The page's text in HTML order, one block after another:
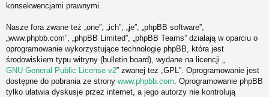
konsekwencjami prawnymi.
Nasze fora zwane też „one”, „ich”, „je”, „phpBB software”,
„www.phpbb.com”, „phpBB Limited”, „phpBB Teams” działają w oparciu o
oprogramowanie wykorzystujące technologię phpBB, która jest
środowiskiem typu witryny (bulletin board), wydane na licencji „
GNU General Public License v2” zwanej też „GPL”. Oprogramowanie jest
dostępne do pobrania ze strony www.phpbb.com . Oprogramowanie phpBB
tylko ułatwia dyskusje przez internet, a jego autorzy nie kontrolują